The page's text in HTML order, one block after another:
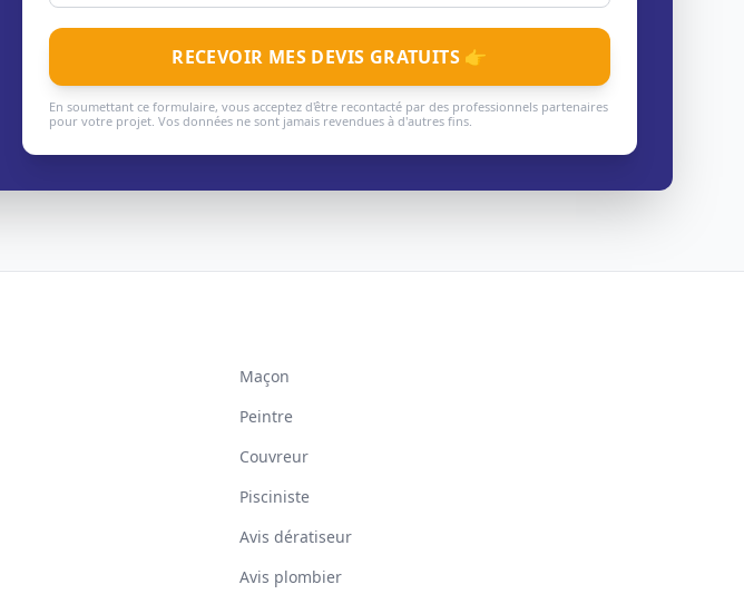
RECEVOIR MES DEVIS GRATUITS 👉
En soumettant ce formulaire, vous acceptez d'être recontacté par des professionnels partenaires
pour votre projet. Vos données ne sont jamais revendues à d'autres fins.
Maçon
Peintre
Couvreur
Pisciniste
Avis dératiseur
Avis plombier